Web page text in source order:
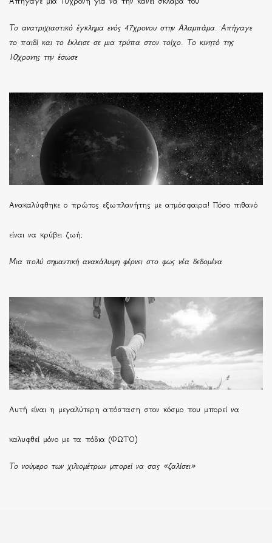
Το ανατριχιαστικό έγκλημα ενός 47χρονου στην Αλαμπάμα. Απήγαγε
το παιδί και το έκλεισε σε μια τρύπα στον τοίχο. Το κινητό της
10χρονης την έσωσε
Ανακαλύφθηκε ο πρώτος εξωπλανήτης με ατμόσφαιρα! Πόσο πιθανό
είναι να κρύβει ζωή;
Μια πολύ σημαντική ανακάλυψη φέρνει στο φως νέα δεδομένα
Αυτή είναι η μεγαλύτερη απόσταση στον κόσμο που μπορεί να
καλυφθεί μόνο με τα πόδια (ΦΩΤΟ)
Το νούμερο των χιλιομέτρων μπορεί να σας «ζαλίσει»